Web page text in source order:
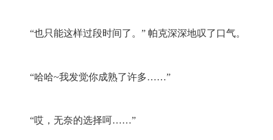
“也只能这样过段时间了。” 帕克深深地叹了口气。
“哈哈~我发觉你成熟了许多……”
“哎，无奈的选择呵……”